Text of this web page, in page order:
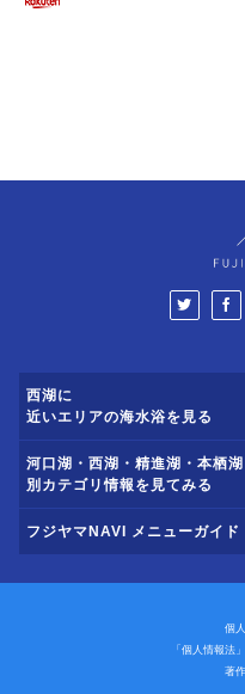
西湖に
近いエリアの海水浴を見る
河口湖・西湖・精進湖・本栖
別カテゴリ情報を見てみる
フジヤマNAVI メニューガイド
個
「個人情報法
著